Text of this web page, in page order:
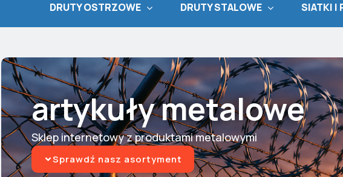
DRUTY OSTRZOWE DRUTY STALOWE SIATKI I
artykuły metalowe
Sklep internetowy z produktami metalowymi
Sprawdź nasz asortyment